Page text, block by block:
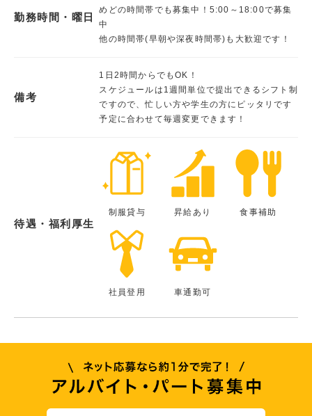
勤務時間・曜日
めどの時間帯でも募集中！5:00～18:00で募集
中
他の時間帯(早朝や深夜時間帯)も大歓迎です！
備考
1日2時間からでもOK！
スケジュールは1週間単位で提出できるシフト制
ですので、忙しい方や学生の方にピッタリです
予定に合わせて毎週変更できます！
待遇・福利厚生
制服貸与 昇給あり 食事補助
社員登用 車通勤可